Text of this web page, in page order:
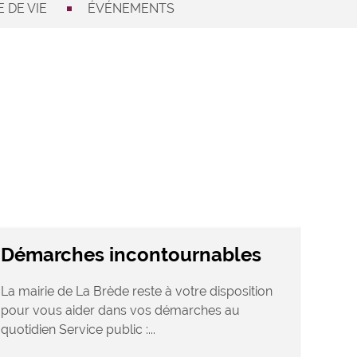
DE VIE ÉVÉNEMENTS
Démarches incontournables
La mairie de La Brède reste à votre disposition
pour vous aider dans vos démarches au
quotidien Service public :...